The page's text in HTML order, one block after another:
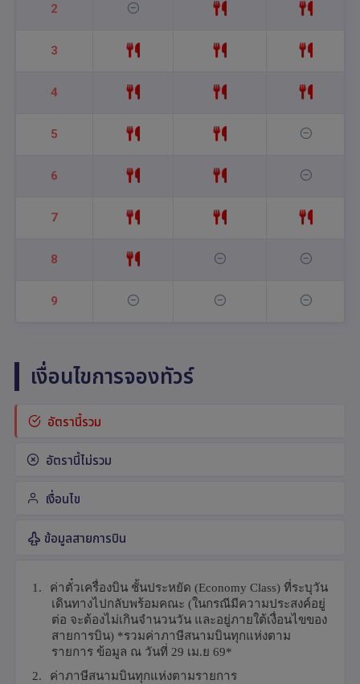
2
3
4
5
6
7
8
9
เงื่อนไขการจองทัวร์
อัตรานี้รวม
อัตรานี้ไม่รวม
เงื่อนไข
ข้อมูลสายการบิน
1. ค่าตั๋วเครื่องบิน ชั้นประหยัด (Economy Class) ที่ระบุวัน
เดินทางไปกลับพร้อมคณะ (ในกรณีมีความประสงค์อยู่
ต่อ จะต้องไม่เกินจำนวนวัน และอยู่ภายใต้เงื่อนไขของ
สายการบิน) *รวมค่าภาษีสนามบินทุกแห่งตาม
รายการ ข้อมูล ณ วันที่ 29 เม.ย 69*
2.
ค่าภาษีสนามบินทุกแห่งตามรายการ